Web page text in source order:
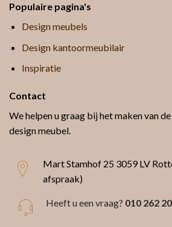
Populaire pagina's
Design meubels
Design kantoormeubilair
Inspiratie
Contact
We helpen u graag bij het maken van
design meubel.
Mart Stamhof 25 3059 LV
afspraak)
Heeft u een vraag? 010 262